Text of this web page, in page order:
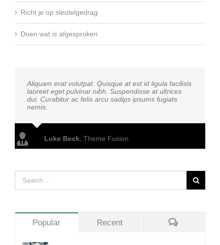
Richt je op sleutelgedrag
Doen wat is afgesproken
Aliquam erat volutpat. Quisque at est id ligula facilisis
laoreet eget pulvinar nibh. Suspendisse at ultrices
dui. Curabitur ac felis arcu sadips ipsums fugiats
nemis.
Luke Beck Theme Fusion
Popular
Recent